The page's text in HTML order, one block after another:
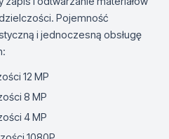
Pojemność
i jednoczesną obsługę
12 MP
8 MP
4 MP